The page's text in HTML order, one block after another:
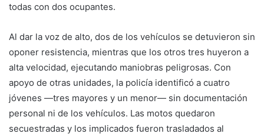
todas con dos ocupantes.
Al dar la voz de alto, dos de los vehículos se detuvieron sin
oponer resistencia, mientras que los otros tres huyeron a
alta velocidad, ejecutando maniobras peligrosas. Con
apoyo de otras unidades, la policía identificó a cuatro
jóvenes —tres mayores y un menor— sin documentación
personal ni de los vehículos. Las motos quedaron
secuestradas y los implicados fueron trasladados al